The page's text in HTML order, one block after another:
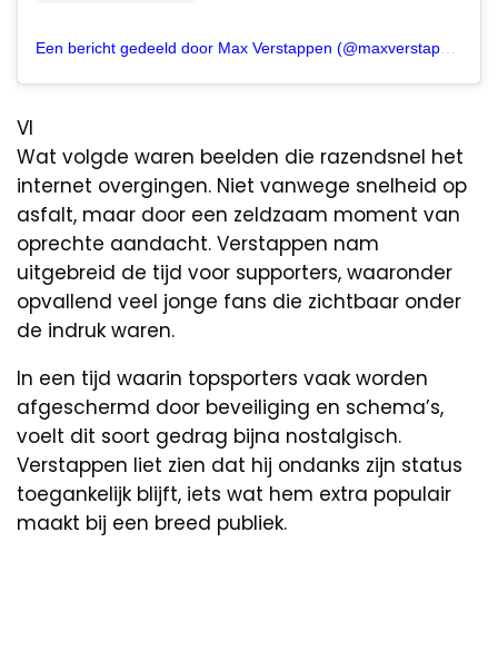
VI
Wat volgde waren beelden die razendsnel het
internet overgingen. Niet vanwege snelheid op
asfalt, maar door een zeldzaam moment van
oprechte aandacht. Verstappen nam
uitgebreid de tijd voor supporters, waaronder
opvallend veel jonge fans die zichtbaar onder
de indruk waren.
In een tijd waarin topsporters vaak worden
afgeschermd door beveiliging en schema’s,
voelt dit soort gedrag bijna nostalgisch.
Verstappen liet zien dat hij ondanks zijn status
toegankelijk blijft, iets wat hem extra populair
maakt bij een breed publiek.